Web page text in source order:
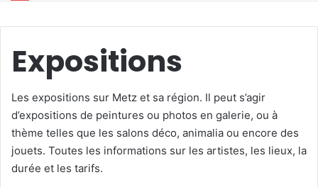
Expositions
Les expositions sur Metz et sa région. Il peut s’agir
d’expositions de peintures ou photos en galerie, ou à
thème telles que les salons déco, animalia ou encore des
jouets. Toutes les informations sur les artistes, les lieux, la
durée et les tarifs.